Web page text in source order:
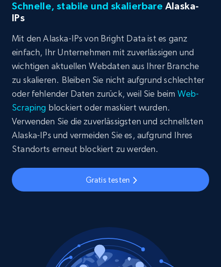
Schnelle, stabile und skalierbare Alaska-
IPs
Mit den Alaska-IPs von Bright Data ist es ganz
einfach, Ihr Unternehmen mit zuverlässigen und
wichtigen aktuellen Webdaten aus Ihrer Branche
zu skalieren. Bleiben Sie nicht aufgrund schlechter
oder fehlender Daten zurück, weil Sie beim Web-
Scraping blockiert oder maskiert wurden.
Verwenden Sie die zuverlässigsten und schnellsten
Alaska-IPs und vermeiden Sie es, aufgrund Ihres
Standorts erneut blockiert zu werden.
Gratis testen